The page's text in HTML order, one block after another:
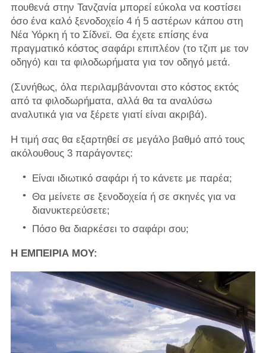
πουθενά στην Τανζανία μπορεί εύκολα να κοστίσει
όσο ένα καλό ξενοδοχείο 4 ή 5 αστέρων κάπου στη
Νέα Υόρκη ή το Σίδνεϊ. Θα έχετε επίσης ένα
πραγματικό κόστος σαφάρι επιπλέον (το τζιπ με τον
οδηγό) και τα φιλοδωρήματα για τον οδηγό μετά.
(Συνήθως, όλα περιλαμβάνονται στο κόστος εκτός
από τα φιλοδωρήματα, αλλά θα τα αναλύσω
αναλυτικά για να ξέρετε γιατί είναι ακριβά).
Η τιμή σας θα εξαρτηθεί σε μεγάλο βαθμό από τους
ακόλουθους 3 παράγοντες:
Είναι ιδιωτικό σαφάρι ή το κάνετε με παρέα;
Θα μείνετε σε ξενοδοχεία ή σε σκηνές για να
διανυκτερεύσετε;
Πόσο θα διαρκέσει το σαφάρι σου;
Η ΕΜΠΕΙΡΙΑ ΜΟΥ: